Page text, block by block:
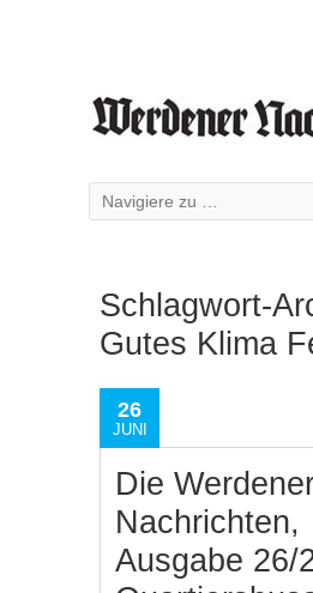
Schlagwort-
Gutes Klima
26
JUNI
Die
Nachrichten,
Ausgabe 26/